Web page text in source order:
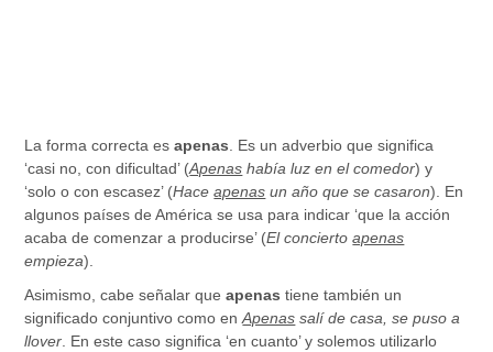
La forma correcta esapenas . Es un adverbio que significa
‘casi no, con dificultad’ (Apenas había luz en el comedor) y
‘solo o con escasez’ (Haceapenas un año que se casaron). En
algunos países de América se usa para indicar ‘que la acción
acaba de comenzar a producirse’ (El conciertoapenas
empieza).
Asimismo, cabe señalar queapenastiene también un
significado conjuntivo como enApenas salí de casa, se puso a
llover . En este caso significa ‘en cuanto’ y solemos utilizarlo